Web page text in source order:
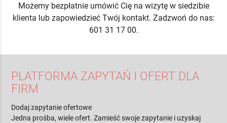
Możemy bezpłatnie umówić Cię na wizytę w siedzibie
klienta lub zapowiedzieć Twój kontakt. Zadzwoń do nas:
601 31 17 00.
PLATFORMA ZAPYTAŃ I OFERT DLA
FIRM
Dodaj zapytanie ofertowe
Jedna prośba, wiele ofert. Zamieść swoje zapytanie i uzyskaj